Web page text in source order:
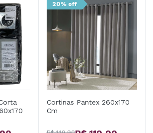
20% off
Cortinas Pantex 260x170
Cm